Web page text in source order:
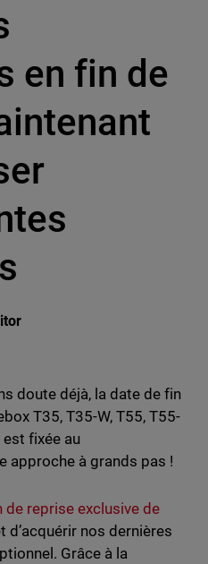
en fin de
on Reddit
doute déjà, la date de fin
T35, T35-W, T55, T55-
fixée au
approche à grands pas !
de reprise exclusive de
d’acquérir nos dernières
Grâce à la